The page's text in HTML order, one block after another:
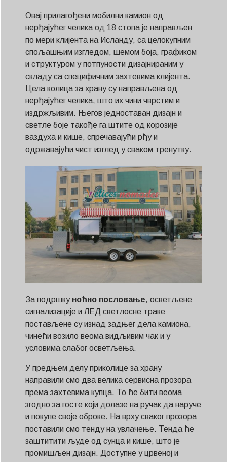
Овај прилагођени мобилни камион од
нерђајућег челика од 18 стопа је направљен
по мери клијента на Исланду, са целокупним
спољашњим изгледом, шемом боја, графиком
и структуром у потпуности дизајнираним у
складу са специфичним захтевима клијента.
Цела колица за храну су направљена од
нерђајућег челика, што их чини чврстим и
издржљивим. Његов једноставан дизајн и
светле боје такође га штите од корозије
ваздуха и кише, спречавајући рђу и
одржавајући чист изглед у сваком тренутку.
За подршку ноћно пословање, осветљене
сигнализације и ЛЕД светлосне траке
постављене су изнад задњег дела камиона,
чинећи возило веома видљивим чак и у
условима слабог осветљења.
У предњем делу приколице за храну
направили смо два велика сервисна прозора
према захтевима купца. То ће бити веома
згодно за госте који долазе на ручак да наруче
и покупе своје оброке. На врху сваког прозора
поставили смо тенду на увлачење. Тенда ће
заштитити људе од сунца и кише, што је
промишљен дизајн. Доступне у црвеној и